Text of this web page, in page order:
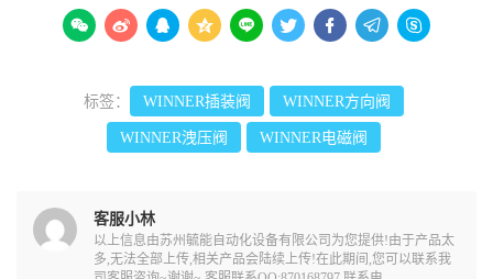
        
标签： WINNER插装阀 WINNER方向阀
WINNER洩压阀 WINNER电磁阀
客服小林
以上信息由苏州毓能自动化设备有限公司为您提供!由于产品太
多,无法全部上传,相关产品会陆续上传!在此期间,您可以联系我